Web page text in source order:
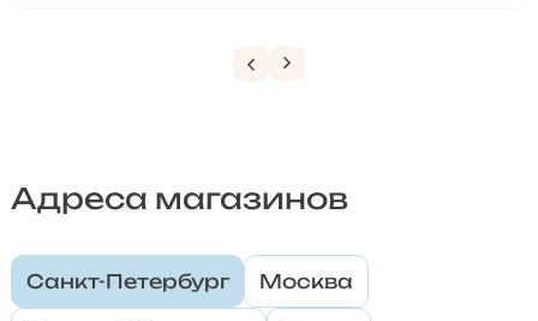
Адреса магазинов
Санкт-Петербург Москва